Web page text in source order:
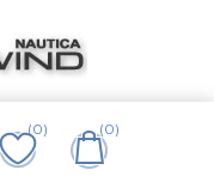
(0) (0)